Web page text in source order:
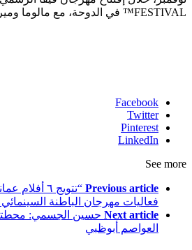
FESTIVAL™ في الدوحة، مع مالوما وميريام فارس.
Facebook
Twitter
Pinterest
LinkedIn
See more
Previous article
فعاليات مهرجان الباطنة
Next article حسين الجسمي:
العواصم أبوظبي